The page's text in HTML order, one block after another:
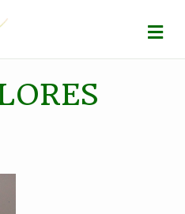
M
E
N